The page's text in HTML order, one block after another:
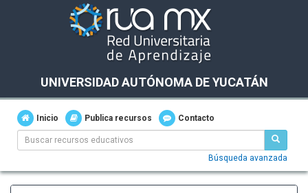
UNIVERSIDAD AUTÓNOMA DE YUCATÁN
Inicio Publica recursos Contacto
Búsqueda avanzada